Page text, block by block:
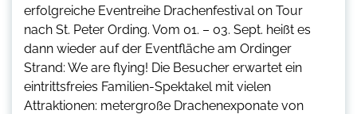
erfolgreiche Eventreihe Drachenfestival on Tour
nach St. Peter Ording. Vom 01. – 03. Sept. heißt es
dann wieder auf der Eventfläche am Ordinger
Strand: We are flying! Die Besucher erwartet ein
eintrittsfreies Familien-­Spektakel mit vielen
Attraktionen: metergroße Drachenexponate von